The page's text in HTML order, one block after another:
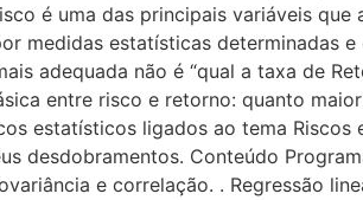
é uma das principais variáveis que
medidas estatísticas determinadas e
adequada não é “qual a taxa de
entre risco e retorno: quanto
estatísticos ligados ao tema Riscos
desdobramentos. Conteúdo
e correlação. . Regressão